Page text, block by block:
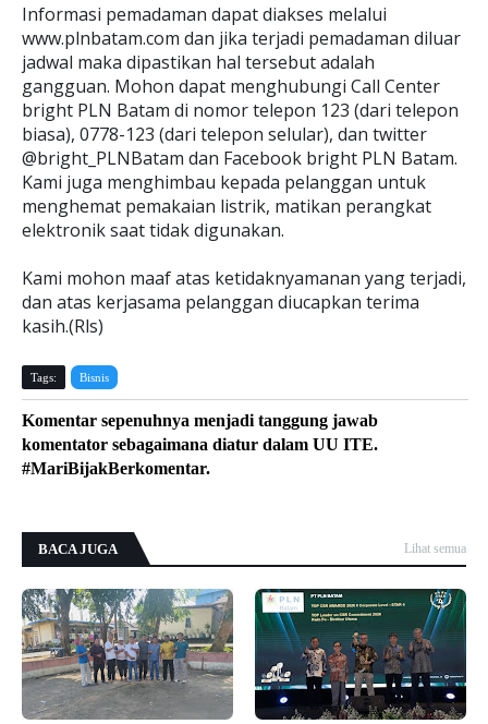
Informasi pemadaman dapat diakses melalui
www.plnbatam.com dan jika terjadi pemadaman diluar
jadwal maka dipastikan hal tersebut adalah
gangguan. Mohon dapat menghubungi Call Center
bright PLN Batam di nomor telepon 123 (dari telepon
biasa), 0778-123 (dari telepon selular), dan twitter
@bright_PLNBatam dan Facebook bright PLN Batam.
Kami juga menghimbau kepada pelanggan untuk
menghemat pemakaian listrik, matikan perangkat
elektronik saat tidak digunakan.
Kami mohon maaf atas ketidaknyamanan yang terjadi,
dan atas kerjasama pelanggan diucapkan terima
kasih.(Rls)
Tags: Bisnis
Komentar sepenuhnya menjadi tanggung jawab
komentator sebagaimana diatur dalam UU ITE.
#MariBijakBerkomentar.
BACA JUGA Lihat semua